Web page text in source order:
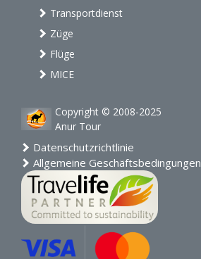
Transportdienst
Züge
Flüge
MICE
Copyright © 2008-2025
Anur Tour
Datenschutzrichtlinie
Allgemeine Geschäftsbedingungen